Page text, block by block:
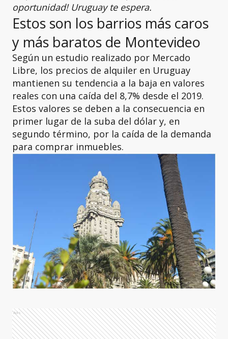
oportunidad! Uruguay te espera.
Estos son los barrios más caros
y más baratos de Montevideo
Según un estudio realizado por Mercado
Libre, los precios de alquiler en Uruguay
mantienen su tendencia a la baja en valores
reales con una caída del 8,7% desde el 2019.
Estos valores se deben a la consecuencia en
primer lugar de la suba del dólar y, en
segundo término, por la caída de la demanda
para comprar inmuebles.
Ads